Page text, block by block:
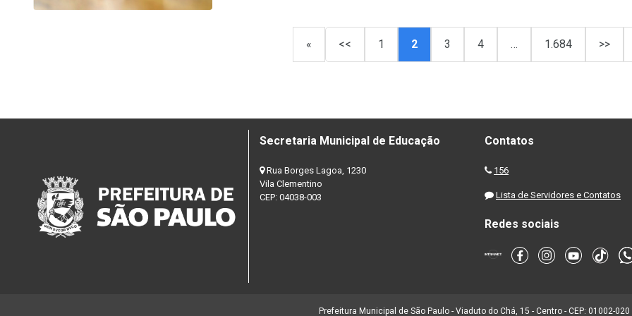
« << 1 2 3 4 … 1.684 >>
Secretaria Municipal de Educação
Rua Borges Lagoa, 1230
Vila Clementino
CEP: 04038-003
Contatos
156
Lista de Servidores e Contatos
Redes sociais
Prefeitura Municipal de São Paulo - Viaduto do Chá, 15 - Centro - CEP: 01002-020